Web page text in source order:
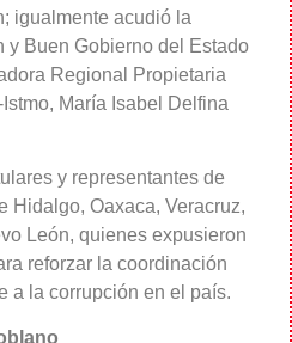
igualmente acudió la
y Buen Gobierno del Estado
Regional Propietaria
María Isabel Delfina
y representantes de
Hidalgo, Oaxaca, Veracruz,
León, quienes expusieron
reforzar la coordinación
a la corrupción en el país.